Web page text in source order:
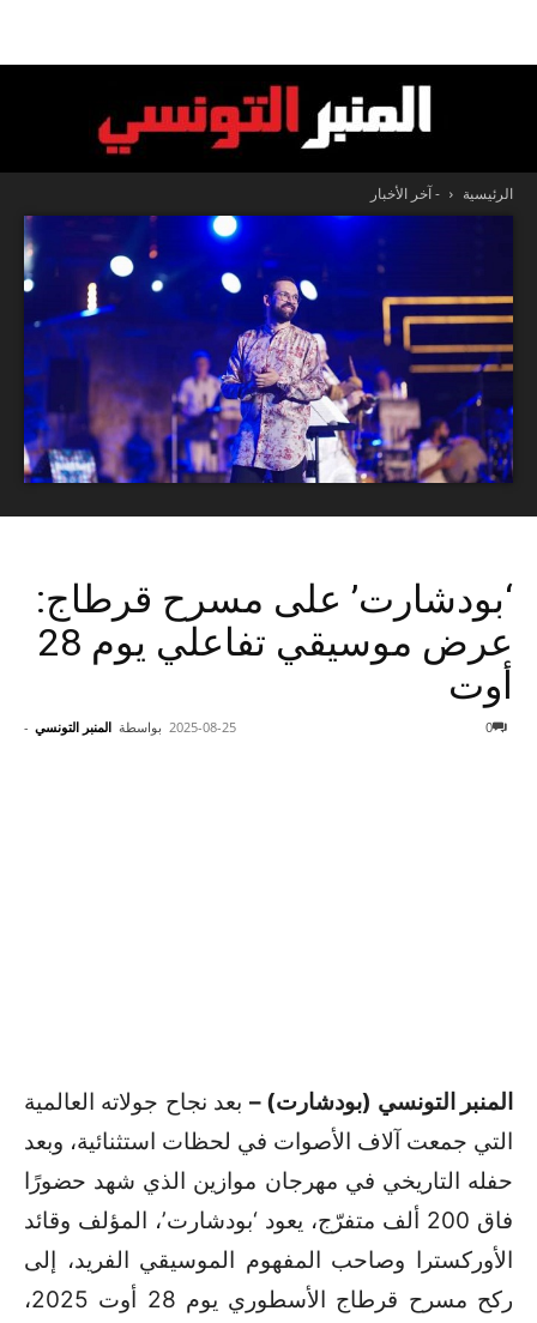
المنبر
التونسي
الرئيسية - آخر الأخبار
‘بودشارت’ على مسرح قرطاج:
عرض موسيقي تفاعلي يوم 28
أوت
بواسطة المنبر التونسي - 2025-08-25 0
المنبر التونسي (بودشارت) – بعد نجاح جولاته العالمية
التي جمعت آلاف الأصوات في لحظات استثنائية، وبعد
حفله التاريخي في مهرجان موازين الذي شهد حضورًا
فاق 200 ألف متفرّج، يعود ‘بودشارت’، المؤلف وقائد
الأوركسترا وصاحب المفهوم الموسيقي الفريد، إلى
ركح مسرح قرطاج الأسطوري يوم 28 أوت 2025،